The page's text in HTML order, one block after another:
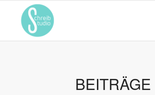
BEITRÄGE